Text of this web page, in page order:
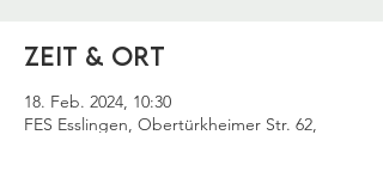
Zeit & Ort
18. Feb. 2024, 10:30
FES Esslingen, Obertürkheimer Str. 62,